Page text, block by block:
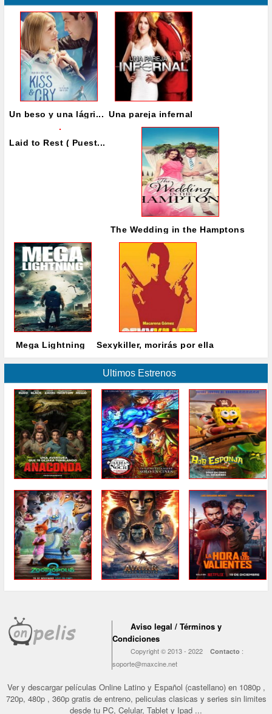
Un beso y una lágri... Una pareja infernal
Laid to Rest ( Puest...
The Wedding in the Hamptons
Mega Lightning Sexykiller, morirás por ella
Ultimos Estrenos
Aviso legal / Términos y
Condiciones
Copyright © 2013 - 2022Contacto :
soporte@maxcine.net
Ver y descargar películas Online Latino y Español (castellano) en 1080p ,
720p, 480p , 360p gratis de entreno, peliculas clasicas y series sin limites
desde tu PC, Celular, Tablet y Ipad ...